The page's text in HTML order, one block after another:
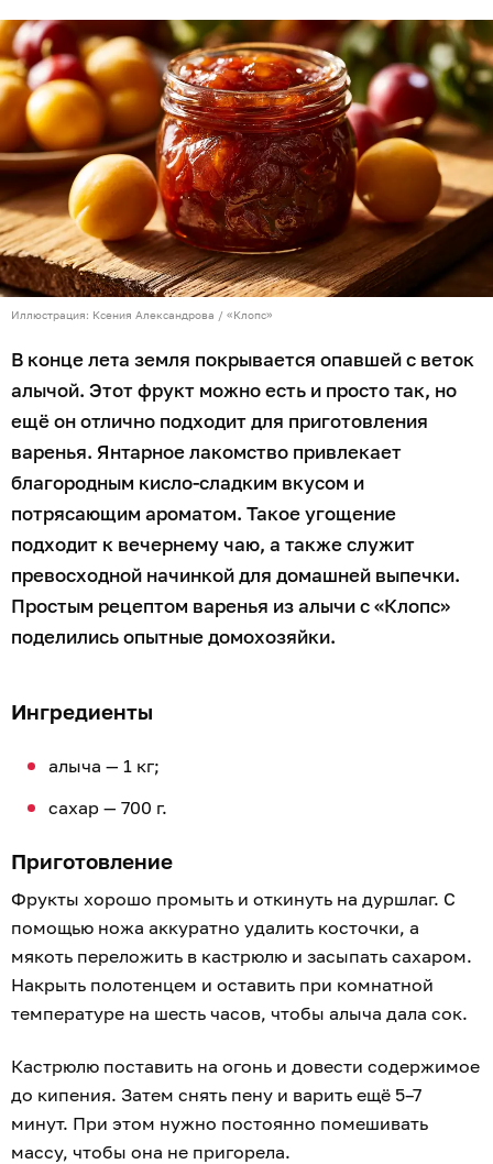
Иллюстрация: Ксения Александрова / «Клопс»
В конце лета земля покрывается опавшей с веток
алычой. Этот фрукт можно есть и просто так, но
ещё он отлично подходит для приготовления
варенья. Янтарное лакомство привлекает
благородным кисло-сладким вкусом и
потрясающим ароматом. Такое угощение
подходит к вечернему чаю, а также служит
превосходной начинкой для домашней выпечки.
Простым рецептом варенья из алычи с «Клопс»
поделились опытные домохозяйки.
Ингредиенты
алыча — 1 кг;
сахар — 700 г.
Приготовление
Фрукты хорошо промыть и откинуть на дуршлаг. С
помощью ножа аккуратно удалить косточки, а
мякоть переложить в кастрюлю и засыпать сахаром.
Накрыть полотенцем и оставить при комнатной
температуре на шесть часов, чтобы алыча дала сок.
Кастрюлю поставить на огонь и довести содержимое
до кипения. Затем снять пену и варить ещё 5–7
минут. При этом нужно постоянно помешивать
массу, чтобы она не пригорела.